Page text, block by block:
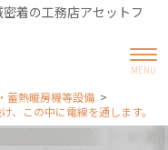
着の工務店アセットフ
蓄熱暖房機等設備
、この中に電線を通します。